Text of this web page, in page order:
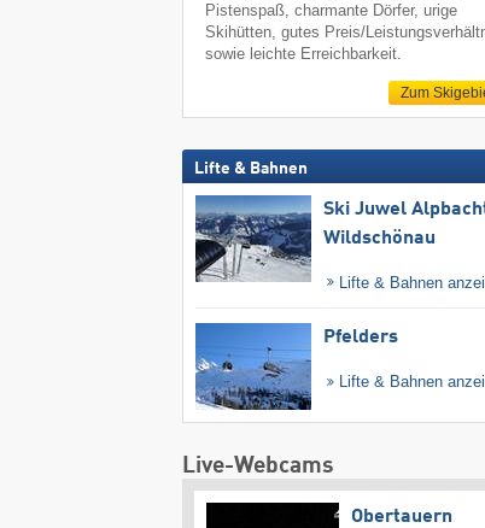
Pistenspaß, charmante Dörfer, urige
Skihütten, gutes Preis/
sowie leichte Erreichbarkeit.
Zum
Lifte & Bahnen
Ski Juwel
Wildschönau
Lifte & Bahnen
Pfelders
Lifte & Bahnen
Live-Webcams
Obertauern